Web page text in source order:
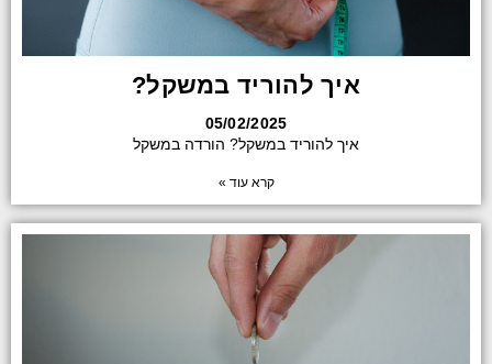
איך להוריד במשקל?
05/02/2025
איך להוריד במשקל? הורדה במשקל
קרא עוד »